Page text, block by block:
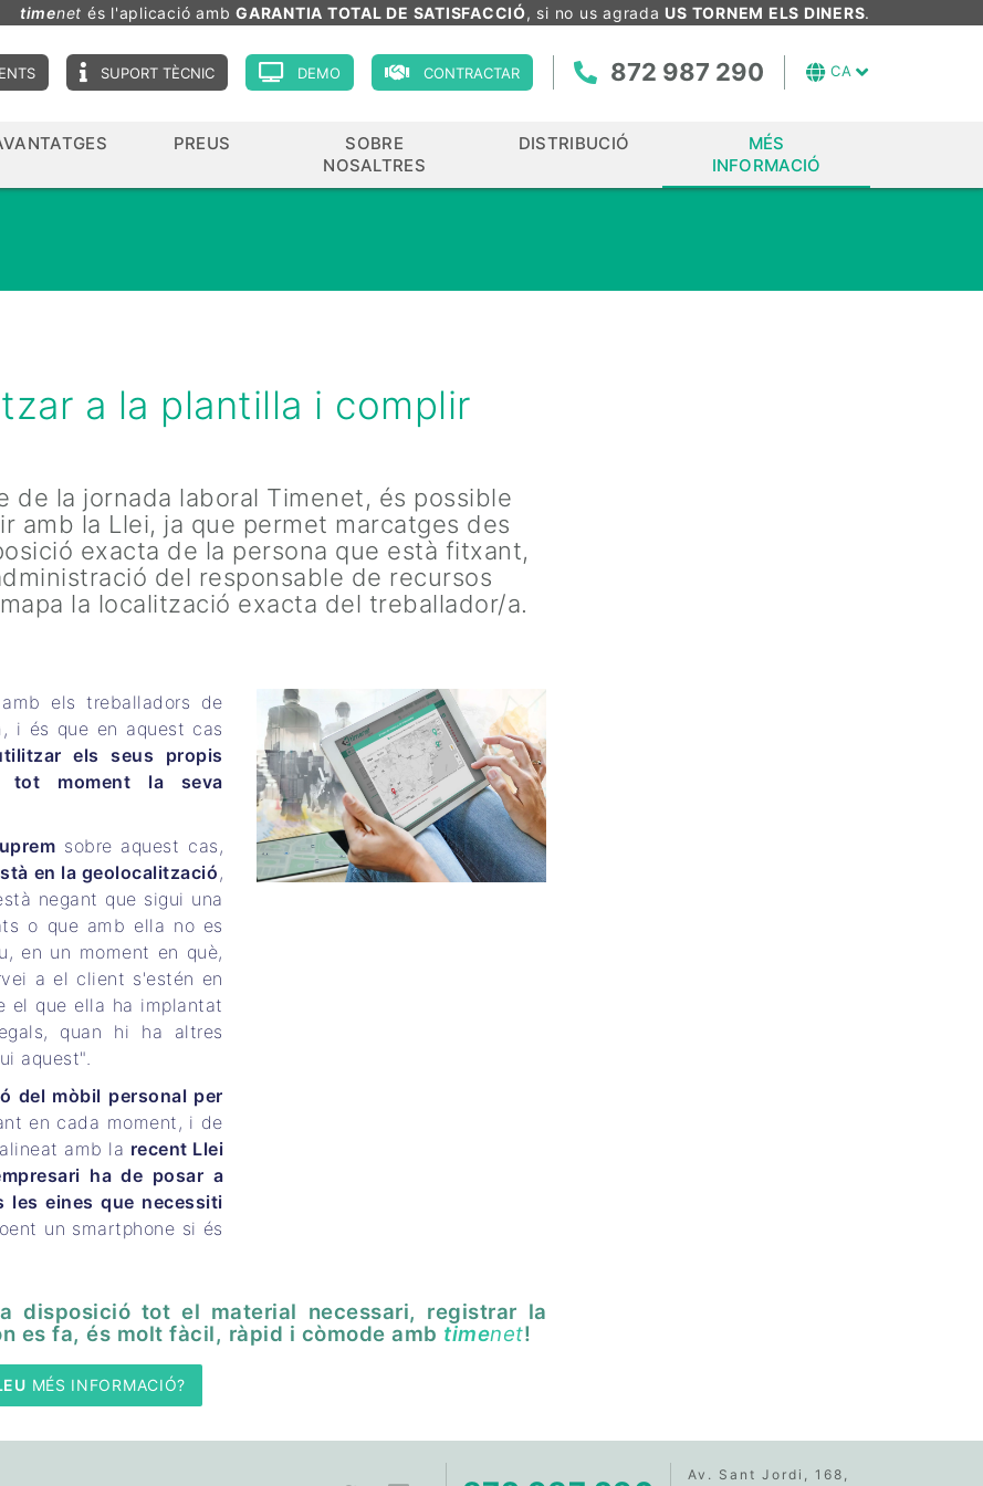
timenet és l'aplicació amb GARANTIA TOTAL DE SATISFACCIÓ, si no us agrada US TORNEM ELS DINERS.
CONTRACTAR
DEMO
SUPORT TÈCNIC CA
872 987 290
PREUS
SOBRE
NOSALTRES
DISTRIBUCIÓ
MÉS
INFORMACIÓ
a la plantilla i complir
de la jornada laboral Timenet, és possible
amb la Llei, ja que permet marcatges des
exacta de la persona que està fitxant,
del responsable de recursos
la localització exacta del treballador/a.
els treballadors de
i és que en aquest cas
els seus propis
tot moment la seva
sobre aquest cas,
en la geolocalització,
negant que sigui una
o que amb ella no es
en un moment en què,
a el client s'estén en
el que ella ha implantat
quan hi ha altres
aquest".
del mòbil personal per
en cada moment, i de
amb la recent Llei
ha de posar a
les eines que necessiti
un smartphone si és
disposició tot el material necessari, registrar la
es fa, és molt fàcil, ràpid i còmode amb timenet!
MÉS INFORMACIÓ?
Av. Sant Jordi, 168,